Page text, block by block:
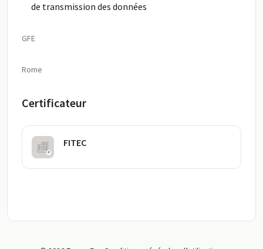
de transmission des données
GFE
Rome
Certificateur
FITEC